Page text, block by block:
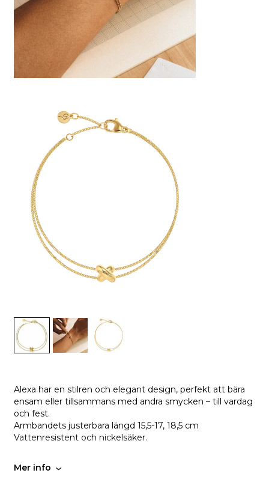
Alexa har en stilren och elegant design, perfekt att bära
ensam eller tillsammans med andra smycken – till vardag
och fest.
Armbandets justerbara längd 15,5-17, 18,5 cm
Vattenresistent och nickelsäker.
Mer info